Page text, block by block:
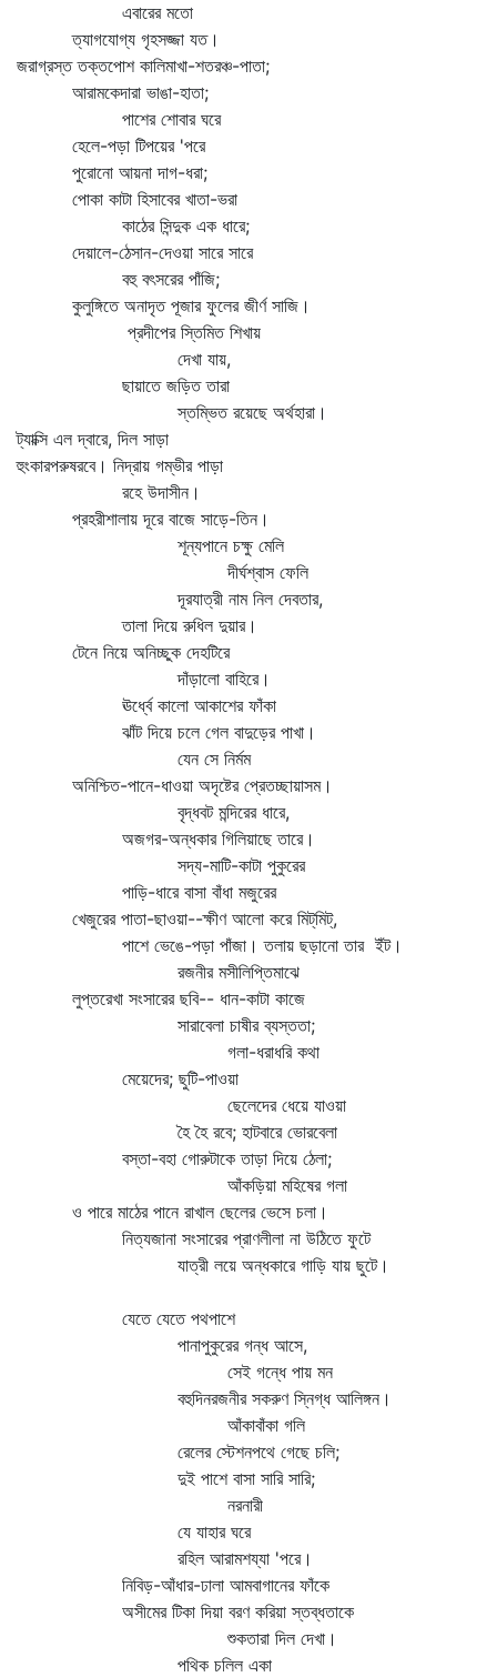
এবারের মতো
ত্যাগযোগ্য গৃহসজ্জা যত।
জরাগ্রস্ত তক্তপোশ কালিমাখা-শতরঞ্চ-পাতা;
আরামকেদারা ভাঙা-হাতা;
পাশের শোবার ঘরে
হেলে-পড়া টিপয়ের 'পরে
পুরোনো আয়না দাগ-ধরা;
পোকা কাটা হিসাবের খাতা-ভরা
কাঠের সিন্দুক এক ধারে;
দেয়ালে-ঠেসান-দেওয়া সারে সারে
বহু বৎসরের পাঁজি;
কুলুঙ্গিতে অনাদৃত পূজার ফুলের জীর্ণ সাজি।
প্রদীপের স্তিমিত শিখায়
দেখা যায়,
ছায়াতে জড়িত তারা
স্তম্ভিত রয়েছে অর্থহারা।
ট্যাক্সি এল দ্বারে, দিল সাড়া
হুংকারপরুষরবে। নিদ্রায় গম্ভীর পাড়া
রহে উদাসীন।
প্রহরীশালায় দূরে বাজে সাড়ে-তিন।
শূন্যপানে চক্ষু মেলি
দীর্ঘশ্বাস ফেলি
দূরযাত্রী নাম নিল দেবতার,
তালা দিয়ে রুধিল দুয়ার।
টেনে নিয়ে অনিচ্ছুক দেহটিরে
দাঁড়ালো বাহিরে।
ঊর্ধ্বে কালো আকাশের ফাঁকা
ঝাঁট দিয়ে চলে গেল বাদুড়ের পাখা।
যেন সে নির্মম
অনিশ্চিত-পানে-ধাওয়া অদৃষ্টের প্রেতচ্ছায়াসম।
বৃদ্ধবট মন্দিরের ধারে,
অজগর-অন্ধকার গিলিয়াছে তারে।
সদ্য-মাটি-কাটা পুকুরের
পাড়ি-ধারে বাসা বাঁধা মজুরের
খেজুরের পাতা-ছাওয়া--ক্ষীণ আলো করে মিট্‌মিট্‌,
পাশে ভেঙে-পড়া পাঁজা। তলায় ছড়ানো তার ইঁট।
রজনীর মসীলিপ্তিমাঝে
লুপ্তরেখা সংসারের ছবি-- ধান-কাটা কাজে
সারাবেলা চাষীর ব্যস্ততা;
গলা-ধরাধরি কথা
মেয়েদের; ছুটি-পাওয়া
ছেলেদের ধেয়ে যাওয়া
হৈ হৈ রবে; হাটবারে ভোরবেলা
বস্তা-বহা গোরুটাকে তাড়া দিয়ে ঠেলা;
আঁকড়িয়া মহিষের গলা
ও পারে মাঠের পানে রাখাল ছেলের ভেসে চলা।
নিত্যজানা সংসারের প্রাণলীলা না উঠিতে ফুটে
যাত্রী লয়ে অন্ধকারে গাড়ি যায় ছুটে।
যেতে যেতে পথপাশে
পানাপুকুরের গন্ধ আসে,
সেই গন্ধে পায় মন
বহুদিনরজনীর সকরুণ স্নিগ্ধ আলিঙ্গন।
আঁকাবাঁকা গলি
রেলের স্টেশনপথে গেছে চলি;
দুই পাশে বাসা সারি সারি;
নরনারী
যে যাহার ঘরে
রহিল আরামশয্যা 'পরে।
নিবিড়-আঁধার-ঢালা আমবাগানের ফাঁকে
অসীমের টিকা দিয়া বরণ করিয়া স্তব্ধতাকে
শুকতারা দিল দেখা।
পথিক চলিল একা